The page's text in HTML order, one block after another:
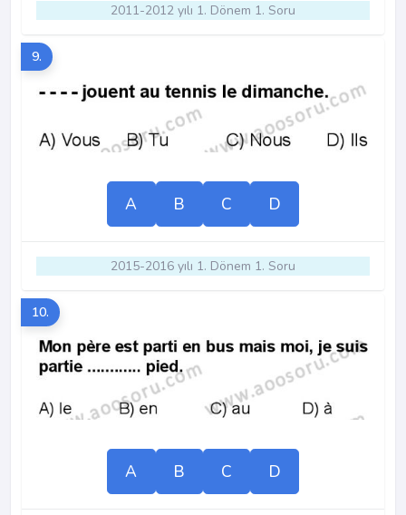
2011-2012 yılı 1. Dönem 1. Soru
9.
A B C D
2015-2016 yılı 1. Dönem 1. Soru
10.
A B C D